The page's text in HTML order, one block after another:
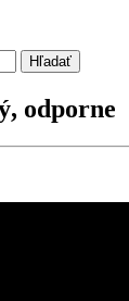
Hľadať
odporne